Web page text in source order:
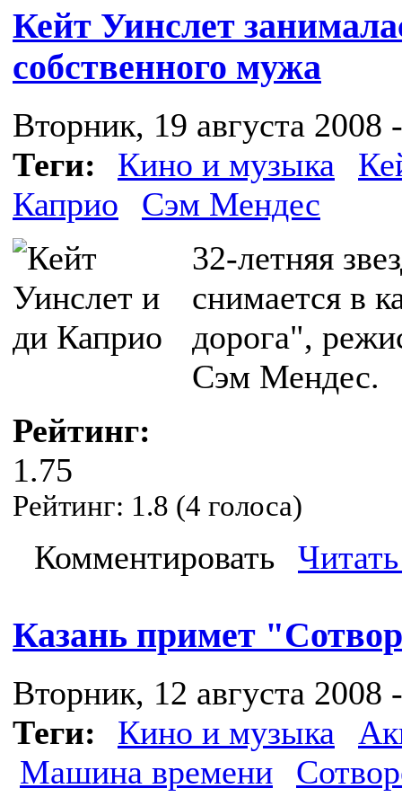
Кейт Уинслет
собственного мужа
Вторник, 19 августа 2008
Теги:
Кино и музыка
Каприо
Сэм Мендес
32-летняя
снимается в
дорога",
Сэм Мендес.
Рейтинг:
1.75
Рейтинг: 1.8 (4 голоса)
Комментировать
Казань примет
Вторник, 12 августа 2008
Теги:
Кино и музыка
Машина времени